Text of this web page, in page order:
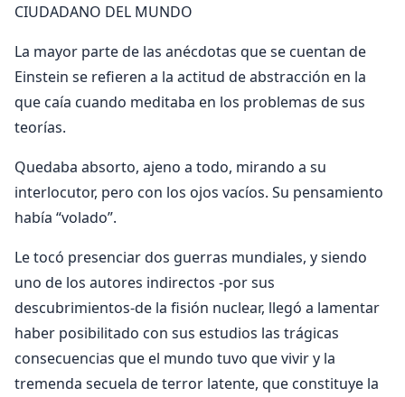
CIUDADANO DEL MUNDO
La mayor parte de las anécdotas que se cuentan de
Einstein se refieren a la actitud de abstracción en la
que caía cuando meditaba en los problemas de sus
teorías.
Quedaba absorto, ajeno a todo, mirando a su
interlocutor, pero con los ojos va­cíos. Su pensamiento
había “volado”.
Le tocó presenciar dos guerras mundiales, y siendo
uno de los autores indirectos -por sus
descubrimientos-de la fisión nuclear, llegó a la­mentar
haber posibilitado con sus estudios las trá­gicas
consecuencias que el mundo tuvo que vivir y la
tremenda secuela de terror latente, que constitu­ye la